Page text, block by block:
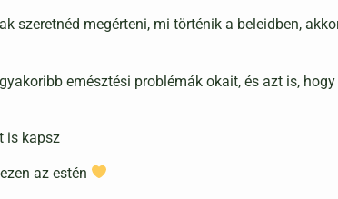
szeretnéd megérteni, mi történik a beleidben,
emésztési problémák okait, és azt is,
is kapsz
az estén